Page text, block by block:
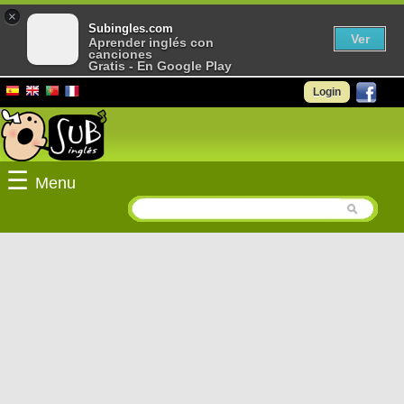
Login
☰ Menu
×
Subingles.com
Aprender inglés con
canciones
Gratis - En Google Play
Ver